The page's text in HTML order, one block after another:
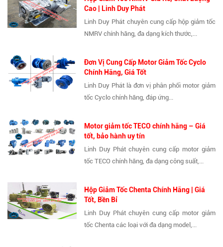
Cao | Linh Duy Phát
Linh Duy Phát chuyên cung cấp hộp giảm tốc
NMRV chính hãng, đa dạng kích thước,...
Đơn Vị Cung Cấp Motor Giảm Tốc Cyclo
Chính Hãng, Giá Tốt
Linh Duy Phát là đơn vị phân phối motor giảm
tốc Cyclo chính hãng, đáp ứng...
Motor giảm tốc TECO chính hãng – Giá
tốt, bảo hành uy tín
Linh Duy Phát chuyên cung cấp motor giảm
tốc TECO chính hãng, đa dạng công suất,...
Hộp Giảm Tốc Chenta Chính Hãng | Giá
Tốt, Bền Bỉ
Linh Duy Phát chuyên cung cấp motor giảm
tốc Chenta các loại với đa dạng model,...